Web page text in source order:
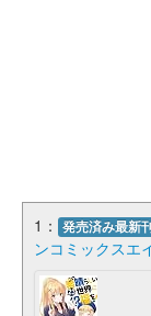
1： 発売済み最新
ンコミックスエ